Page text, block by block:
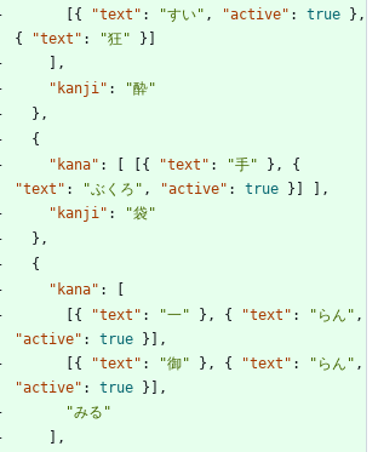
{ "text" : "すい" , "active" : true } ,
{
"text" : "狂" }
,
"kanji" :
"酔"
} ,
{
"kana" : { "text" : "手" } ,
{
"text" : "ぶくろ" , "active" : true }
,
"kanji" :
"袋"
} ,
{
"kana" :
{ "text" : "一" } , { "text" : "らん" ,
"active" : true }
,
{ "text" : "御" } , { "text" : "らん" ,
"active" : true }
,
"みる"
,